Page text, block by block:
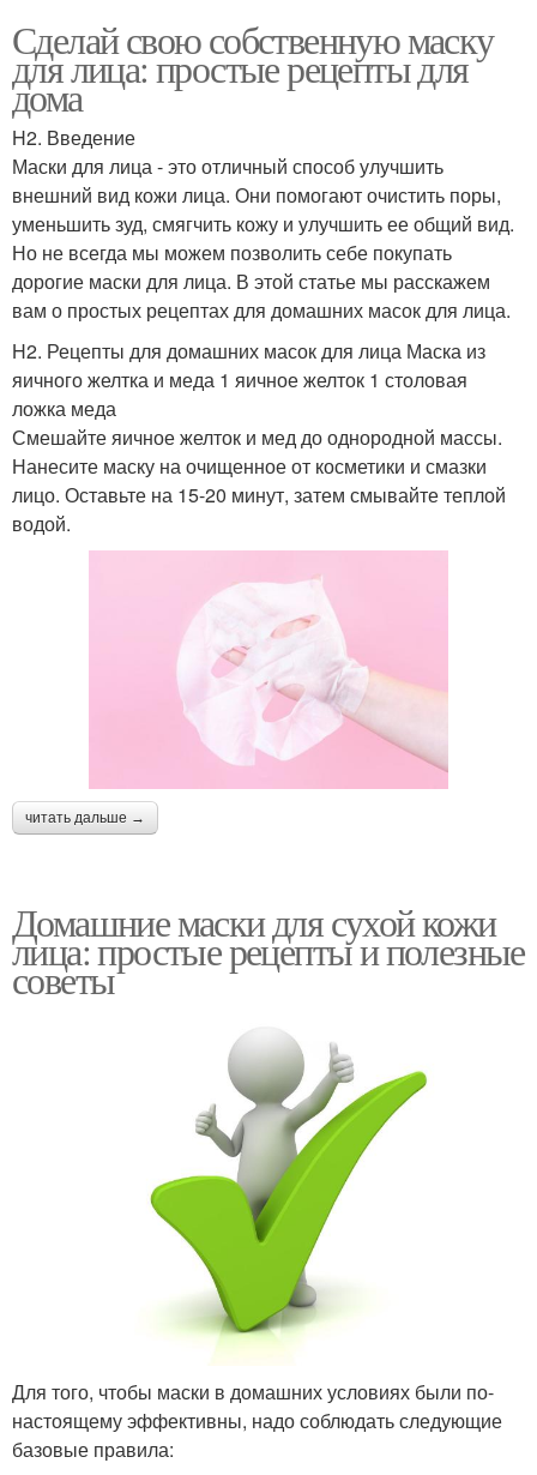
Сделай свою собственную маску
для лица: простые рецепты для
дома
H2. Введение
Маски для лица - это отличный способ улучшить
внешний вид кожи лица. Они помогают очистить поры,
уменьшить зуд, смягчить кожу и улучшить ее общий вид.
Но не всегда мы можем позволить себе покупать
дорогие маски для лица. В этой статье мы расскажем
вам о простых рецептах для домашних масок для лица.
H2. Рецепты для домашних масок для лица Маска из
яичного желтка и меда 1 яичное желток 1 столовая
ложка меда
Смешайте яичное желток и мед до однородной массы.
Нанесите маску на очищенное от косметики и смазки
лицо. Оставьте на 15-20 минут, затем смывайте теплой
водой.
читать дальше →
Домашние маски для сухой кожи
лица: простые рецепты и полезные
советы
Для того, чтобы маски в домашних условиях были по-
настоящему эффективны, надо соблюдать следующие
базовые правила: